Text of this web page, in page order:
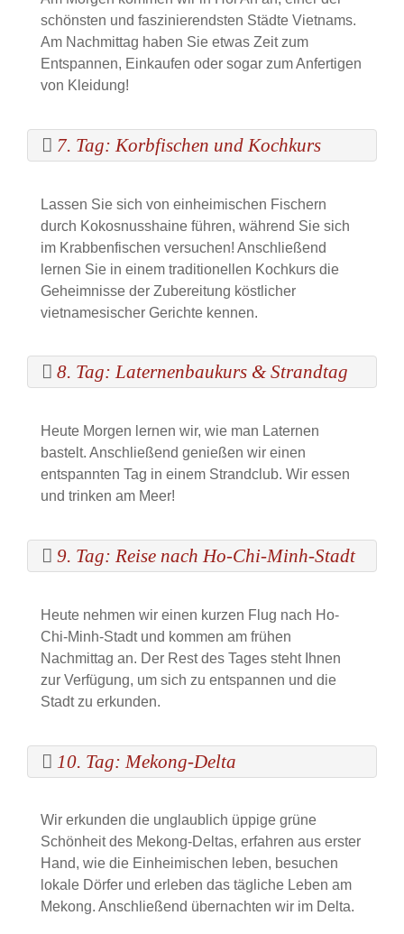
schönsten und faszinierendsten Städte Vietnams.
Am Nachmittag haben Sie etwas Zeit zum
Entspannen, Einkaufen oder sogar zum Anfertigen
von Kleidung!
7. Tag: Korbfischen und Kochkurs
Lassen Sie sich von einheimischen Fischern
durch Kokosnusshaine führen, während Sie sich
im Krabbenfischen versuchen! Anschließend
lernen Sie in einem traditionellen Kochkurs die
Geheimnisse der Zubereitung köstlicher
vietnamesischer Gerichte kennen.
8. Tag: Laternenbaukurs & Strandtag
Heute Morgen lernen wir, wie man Laternen
bastelt. Anschließend genießen wir einen
entspannten Tag in einem Strandclub. Wir essen
und trinken am Meer!
9. Tag: Reise nach Ho-Chi-Minh-Stadt
Heute nehmen wir einen kurzen Flug nach Ho-
Chi-Minh-Stadt und kommen am frühen
Nachmittag an. Der Rest des Tages steht Ihnen
zur Verfügung, um sich zu entspannen und die
Stadt zu erkunden.
10. Tag: Mekong-Delta
Wir erkunden die unglaublich üppige grüne
Schönheit des Mekong-Deltas, erfahren aus erster
Hand, wie die Einheimischen leben, besuchen
lokale Dörfer und erleben das tägliche Leben am
Mekong. Anschließend übernachten wir im Delta.